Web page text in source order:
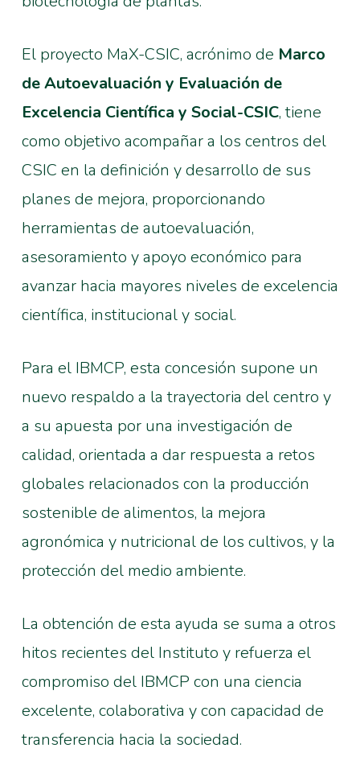
El proyecto MaX-CSIC, acrónimo de Marco
de Autoevaluación y Evaluación de
Excelencia Científica y Social-CSIC, tiene
como objetivo acompañar a los centros del
CSIC en la definición y desarrollo de sus
planes de mejora, proporcionando
herramientas de autoevaluación,
asesoramiento y apoyo económico para
avanzar hacia mayores niveles de excelencia
científica, institucional y social.
Para el IBMCP, esta concesión supone un
nuevo respaldo a la trayectoria del centro y
a su apuesta por una investigación de
calidad, orientada a dar respuesta a retos
globales relacionados con la producción
sostenible de alimentos, la mejora
agronómica y nutricional de los cultivos, y la
protección del medio ambiente.
La obtención de esta ayuda se suma a otros
hitos recientes del Instituto y refuerza el
compromiso del IBMCP con una ciencia
excelente, colaborativa y con capacidad de
transferencia hacia la sociedad.